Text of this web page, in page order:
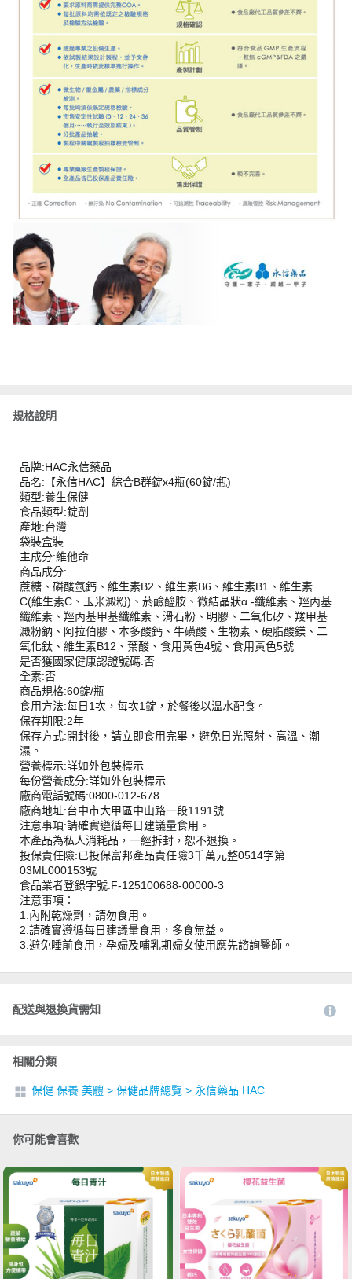
規格說明
品牌:HAC永信藥品
品名:【永信HAC】綜合B群錠x4瓶(60錠/瓶)
類型:養生保健
食品類型:錠劑
產地:台灣
袋裝盒裝
主成分:維他命
商品成分:
蔗糖、磷酸氫鈣、維生素B2、維生素B6、維生素B1、維生素
C(維生素C、玉米澱粉)、菸鹼醯胺、微結晶狀α -纖維素、羥丙基
纖維素、羥丙基甲基纖維素、滑石粉、明膠、二氧化矽、羧甲基
澱粉鈉、阿拉伯膠、本多酸鈣、牛磺酸、生物素、硬脂酸鎂、二
氧化鈦、維生素B12、葉酸、食用黃色4號、食用黃色5號
是否獲國家健康認證號碼:否
全素:否
商品規格:60錠/瓶
食用方法:每日1次，每次1錠，於餐後以溫水配食。
保存期限:2年
保存方式:開封後，請立即食用完畢，避免日光照射、高溫、潮
濕。
營養標示:詳如外包裝標示
每份營養成分:詳如外包裝標示
廠商電話號碼:0800-012-678
廠商地址:台中市大甲區中山路一段1191號
注意事項:請確實遵循每日建議量食用。
本產品為私人消耗品，一經拆封，恕不退換。
投保責任險:已投保富邦產品責任險3千萬元整0514字第
03ML000153號
食品業者登錄字號:F-125100688-00000-3
注意事項：
1.內附乾燥劑，請勿食用。
2.請確實遵循每日建議量食用，多食無益。
3.避免睡前食用，孕婦及哺乳期婦女使用應先諮詢醫師。
配送與退換貨需知
相關分類
保健 保養 美體 > 保健品牌總覽 > 永信藥品 HAC
你可能會喜歡